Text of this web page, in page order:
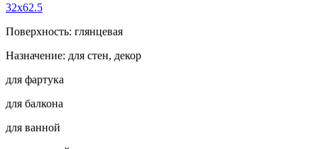
32x62.5
Поверхность: глянцевая
Назначение: для стен, декор
для фартука
для балкона
для ванной